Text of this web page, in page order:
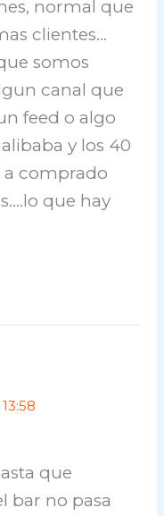
normal que
clientes…
somos
canal que
feed o algo
y los 40
comprado
que hay
que
bar no pasa